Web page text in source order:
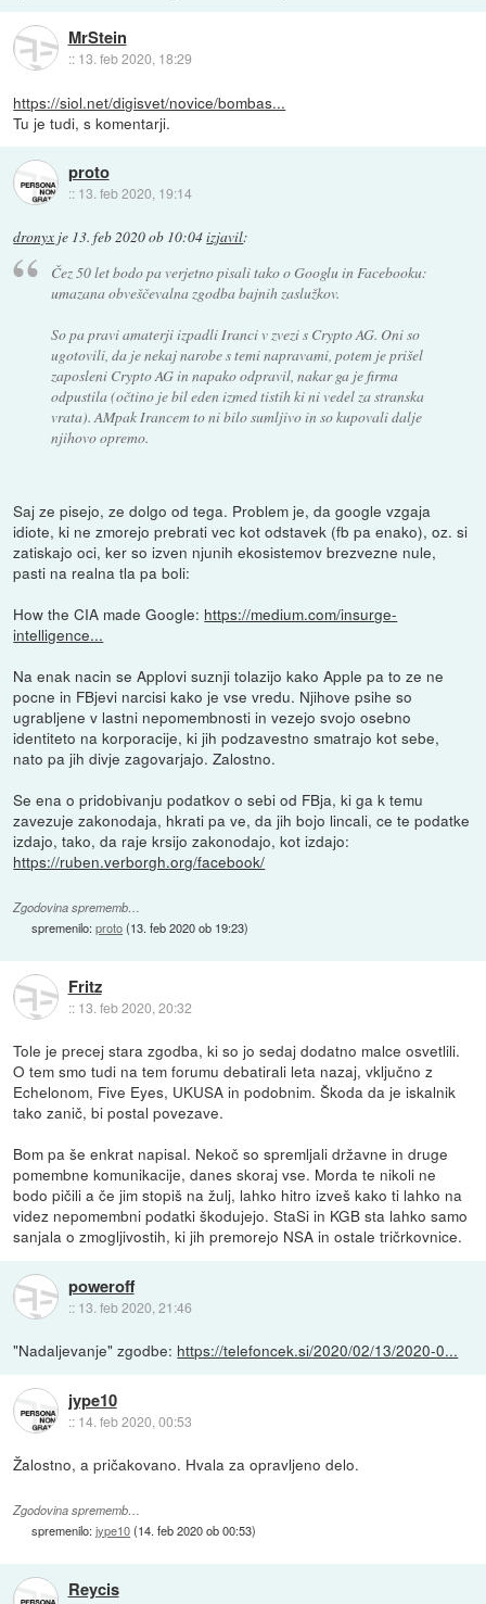
MrStein
:: 13. feb 2020, 18:29
https://siol.net/digisvet/novice/bombas...
Tu je tudi, s komentarji.
proto
:: 13. feb 2020, 19:14
dronyx je 13. feb 2020 ob 10:04izjavil:
Čez 50 let bodo pa verjetno pisali tako o Googlu in Facebooku:
umazana obveščevalna zgodba bajnih zaslužkov.
So pa pravi amaterji izpadli Iranci v zvezi s Crypto AG. Oni so
ugotovili, da je nekaj narobe s temi napravami, potem je prišel
zaposleni Crypto AG in napako odpravil, nakar ga je firma
odpustila (očtino je bil eden izmed tistih ki ni vedel za stranska
vrata). AMpak Irancem to ni bilo sumljivo in so kupovali dalje
njihovo opremo.
Saj ze pisejo, ze dolgo od tega. Problem je, da google vzgaja
idiote, ki ne zmorejo prebrati vec kot odstavek (fb pa enako), oz. si
zatiskajo oci, ker so izven njunih ekosistemov brezvezne nule,
pasti na realna tla pa boli:
How the CIA made Google: https://medium.com/insurge-
intelligence...
Na enak nacin se Applovi suznji tolazijo kako Apple pa to ze ne
pocne in FBjevi narcisi kako je vse vredu. Njihove psihe so
ugrabljene v lastni nepomembnosti in vezejo svojo osebno
identiteto na korporacije, ki jih podzavestno smatrajo kot sebe,
nato pa jih divje zagovarjajo. Zalostno.
Se ena o pridobivanju podatkov o sebi od FBja, ki ga k temu
zavezuje zakonodaja, hkrati pa ve, da jih bojo lincali, ce te podatke
izdajo, tako, da raje krsijo zakonodajo, kot izdajo:
https://ruben.verborgh.org/facebook/
Zgodovina sprememb…
spremenilo:proto(13. feb 2020 ob 19:23)
Fritz
:: 13. feb 2020, 20:32
Tole je precej stara zgodba, ki so jo sedaj dodatno malce osvetlili.
O tem smo tudi na tem forumu debatirali leta nazaj, vključno z
Echelonom, Five Eyes, UKUSA in podobnim. Škoda da je iskalnik
tako zanič, bi postal povezave.
Bom pa še enkrat napisal. Nekoč so spremljali državne in druge
pomembne komunikacije, danes skoraj vse. Morda te nikoli ne
bodo pičili a če jim stopiš na žulj, lahko hitro izveš kako ti lahko na
videz nepomembni podatki škodujejo. StaSi in KGB sta lahko samo
sanjala o zmogljivostih, ki jih premorejo NSA in ostale tričrkovnice.
poweroff
:: 13. feb 2020, 21:46
"Nadaljevanje" zgodbe: https://telefoncek.si/2020/02/13/2020-0...
jype10
:: 14. feb 2020, 00:53
Žalostno, a pričakovano. Hvala za opravljeno delo.
Zgodovina sprememb…
spremenilo:jype10(14. feb 2020 ob 00:53)
Reycis